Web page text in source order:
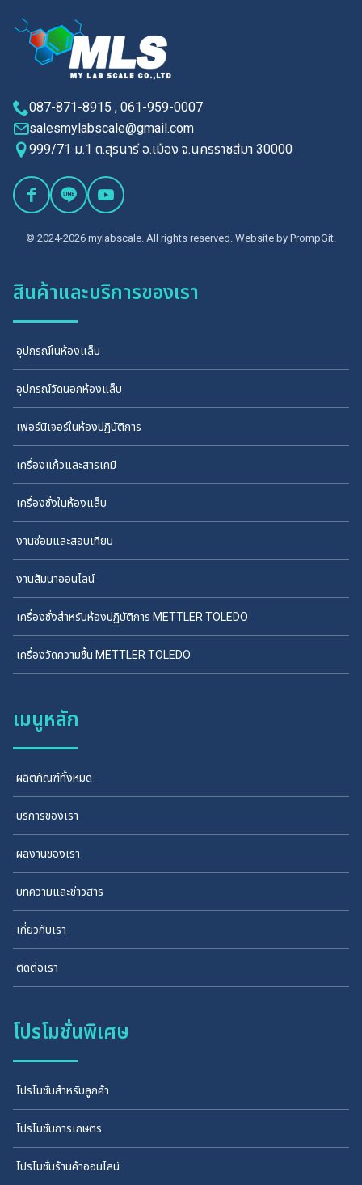
087-871-8915 , 061-959-0007
salesmylabscale@gmail.com
999/71 ม.1 ต.สุรนารี อ.เมือง จ.นครราชสีมา 30000
© 2024-2026 mylabscale. All rights reserved. Website by PrompGit.
สินค้าและบริการของเรา
อุปกรณ์ในห้องแล็บ
อุปกรณ์วัดนอกห้องแล็บ
เฟอร์นิเจอร์ในห้องปฏิบัติการ
เครื่องแก้วและสารเคมี
เครื่องชั่งในห้องแล็บ
งานซ่อมและสอบเทียบ
งานสัมนาออนไลน์
เครื่องชั่งสำหรับห้องปฏิบัติการ METTLER TOLEDO
เครื่องวัดความชื้น METTLER TOLEDO
เมนูหลัก
ผลิตภัณฑ์ทั้งหมด
บริการของเรา
ผลงานของเรา
บทความและข่าวสาร
เกี่ยวกับเรา
ติดต่อเรา
โปรโมชั่นพิเศษ
โปรโมชั่นสำหรับลูกค้า
โปรโมชั่นการเกษตร
โปรโมชั่นร้านค้าออนไลน์